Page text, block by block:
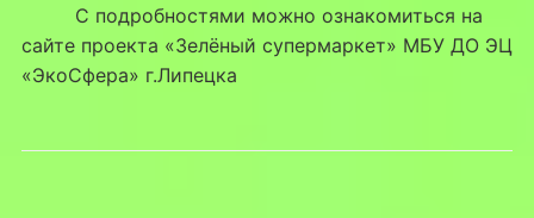
С подробностями можно ознакомиться на
сайте проекта «Зелёный супермаркет» МБУ ДО ЭЦ
«ЭкоСфера» г.Липецка